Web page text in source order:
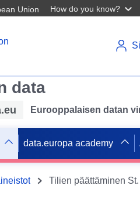
Union How do you know?
data
Eurooppalaisen datan
data.europa academy
Tilien päättäminen